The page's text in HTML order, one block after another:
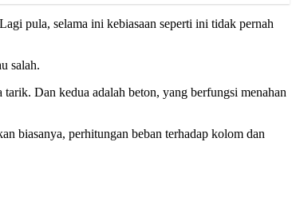
pula, selama ini kebiasaan seperti ini tidak pernah
salah.
Dan kedua adalah beton, yang berfungsi menahan
biasanya, perhitungan beban terhadap kolom dan